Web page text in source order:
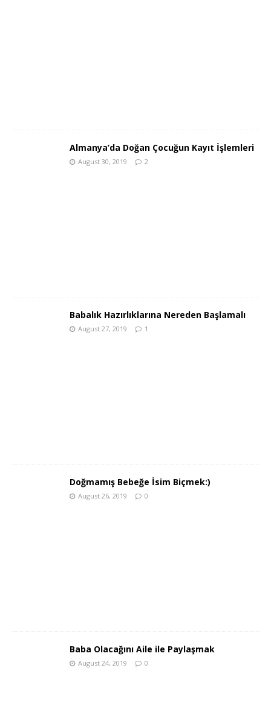
Almanya’da Doğan Çocuğun Kayıt İşlemleri
August 30, 2019 2
Babalık Hazırlıklarına Nereden Başlamalı
August 27, 2019 1
Doğmamış Bebeğe İsim Biçmek:)
August 26, 2019 0
Baba Olacağını Aile ile Paylaşmak
August 24, 2019 0